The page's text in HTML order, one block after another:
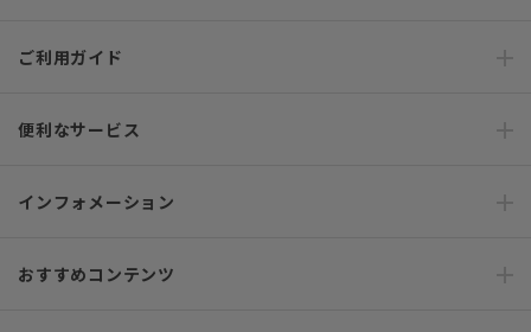
ご利用ガイド
便利なサービス
インフォメーション
おすすめコンテンツ